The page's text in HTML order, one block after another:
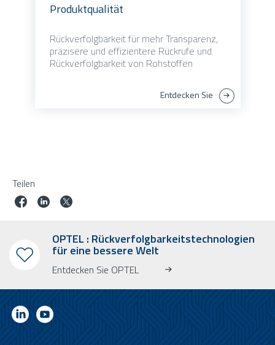
Produktqualität
Rückverfolgbarkeit für mehr Transparenz,
präzisere und effizientere Rückrufe und
Rückverfolgbarkeit von Rohstoffen
Entdecken Sie
Teilen
OPTEL : Rückverfolgbarkeitstechnologien
für eine bessere Welt
Entdecken Sie OPTEL